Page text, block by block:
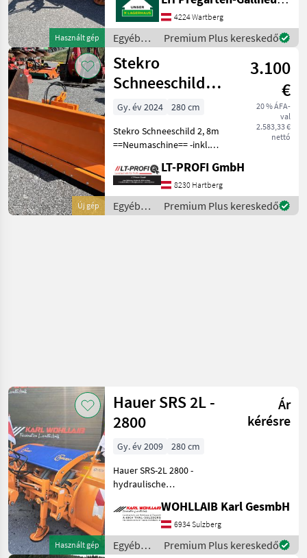
Használt gép
und stand immer in einer
Garage. Hárompont-
felfüggesztés, Áthajtás
elleni biztos
4224 Wartberg
Egyéb
traktor
tartozékok
/ Hydrac
Premium Plus kereskedő
Új gép
Stekro
Schneeschild
2,8m
3.100
€
20 % ÁFA-
val
2.583,33 €
nettó
Gy. év 2024
280 cm
Stekro Schneeschild 2, 8m
==Neumaschine== -inkl.
verfügbar Maschine zu
besichtigen bei #LT-Profi
GmbH
#LandtechnikFürProfis Das
LT-PROFI GmbH
8230 Hartberg
Egyéb
traktor
Premium Plus kereskedő
Használt gép
Hauer SRS 2L -
2800
Ár
kérésre
Gy. év 2009
280 cm
Hauer SRS-2L 2800 -
hydraulische
2009 - 280cm - 3-Punkt
Anbau - Staubschutz
Hárompont-felfüggesztés,
Átállítani: hidraulikus, V
WOHLLAIB Karl GesmbH
6934 Sulzberg
Egyéb
Premium Plus kereskedő